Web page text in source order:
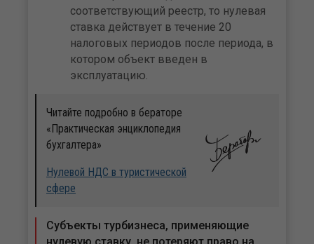
соответствующий реестр, то нулевая
ставка действует в течение 20
налоговых периодов после периода, в
котором объект введен в
эксплуатацию.
Читайте подробно в бераторе
«Практическая энциклопедия
бухгалтера»
Нулевой НДС в туристической
сфере
Субъекты турбизнеса, применяющие